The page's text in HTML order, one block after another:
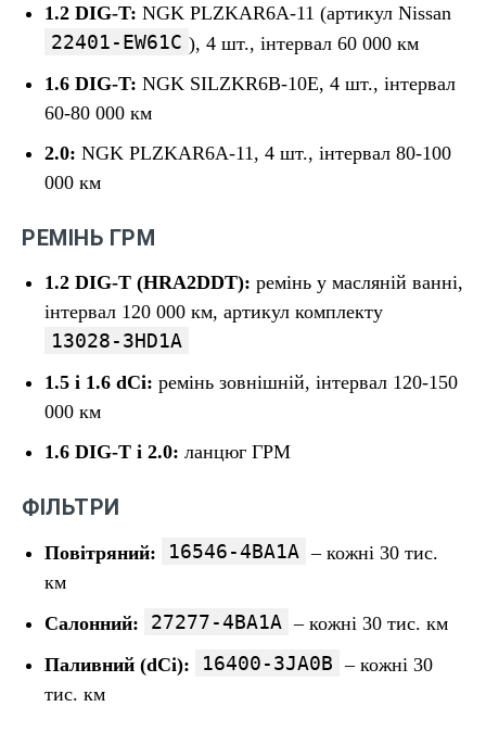
1.2 DIG-T: NGK PLZKAR6A-11 (артикул Nissan
22401-EW61C ), 4 шт., інтервал 60 000 км
1.6 DIG-T: NGK SILZKR6B-10E, 4 шт., інтервал
60-80 000 км
2.0: NGK PLZKAR6A-11, 4 шт., інтервал 80-100
000 км
РЕМІНЬ ГРМ
1.2 DIG-T (HRA2DDT): ремінь у масляній ванні,
інтервал 120 000 км, артикул комплекту
13028-3HD1A
1.5 і 1.6 dCi: ремінь зовнішній, інтервал 120-150
000 км
1.6 DIG-T і 2.0: ланцюг ГРМ
ФІЛЬТРИ
Повітряний: 16546-4BA1A – кожні 30 тис.
км
Салонний:
27277-4BA1A – кожні 30 тис. км
Паливний (dCi):
16400-3JA0B – кожні 30
тис. км